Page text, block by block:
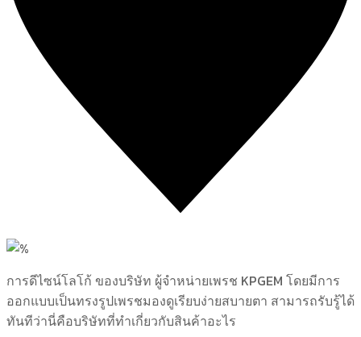
การดีไซน์โลโก้ ของบริษัท ผู้จำหน่ายเพรช KPGEM โดยมีการ
ออกแบบเป็นทรงรูปเพรชมองดูเรียบง่ายสบายตา สามารถรับรู้ได้
ทันทีว่านี่คือบริษัทที่ทำเกี่ยวกับสินค้าอะไร